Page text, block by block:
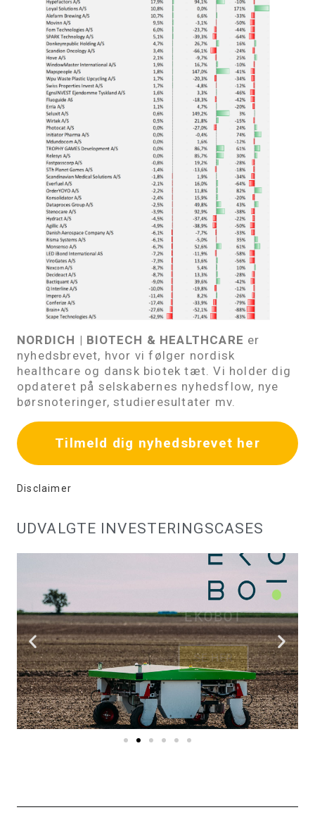
NORDICH | BIOTECH & HEALTHCARE er
nyhedsbrevet, hvor vi følger nordisk
healthcare og dansk biotek tæt. Vi holder dig
opdateret på selskabernes nyhedsflow, nye
børsnoteringer, studieresultater mv.
Tilmeld dig nyhedsbrevet her
Disclaimer
UDVALGTE INVESTERINGSCASES
EKOBOT
SE HER